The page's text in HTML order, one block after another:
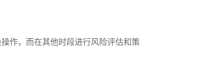
作，而在其他时段进行风险评估和策